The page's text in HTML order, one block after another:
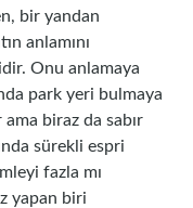
bir yandan
anlamını
Onu anlamaya
park yeri bulmaya
biraz da sabır
sürekli espri
fazla mı
yapan biri